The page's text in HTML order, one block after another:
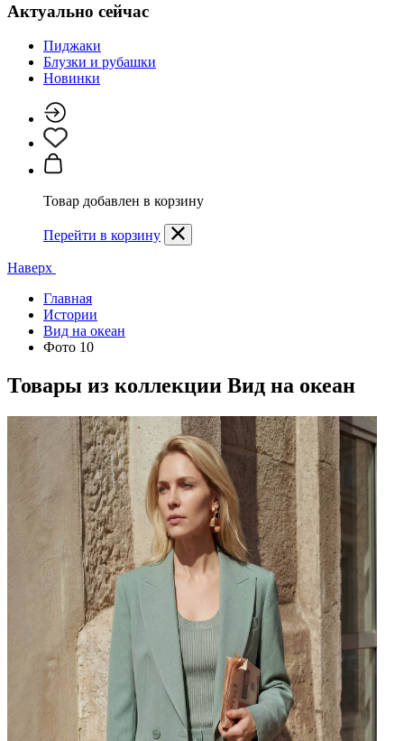
Актуально сейчас
Пиджаки
Блузки и рубашки
Новинки
Товар добавлен в корзину
Перейти в корзину
Наверх
Главная
Истории
Вид на океан
Фото 10
Товары из коллекции Вид на океан